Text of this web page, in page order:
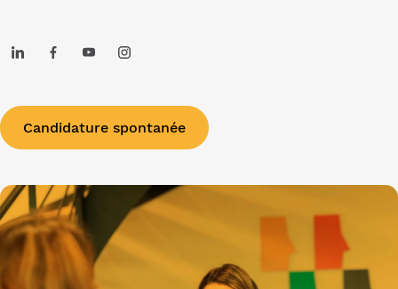
Candidature spontanée